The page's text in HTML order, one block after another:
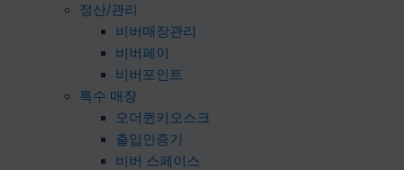
정산/관리
비버매장관리
비버페이
비버포인트
특수 매장
오더퀸키오스크
출입인증기
비버 스페이스